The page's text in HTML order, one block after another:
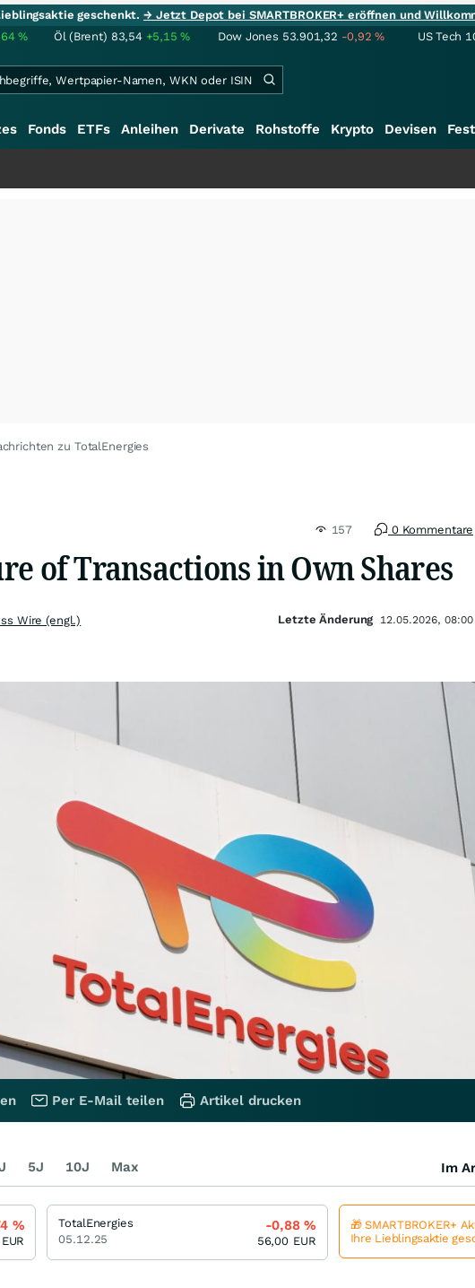
geschenkt.→ Jetzt Depot bei SMARTBROKER+ eröffnen und
% Öl (Brent) 83,54 +5,15% Dow Jones 53.901,32 -0,92% US Tech
Fonds ETFs Anleihen Derivate Rohstoffe Krypto Devisen
zu TotalEnergies
157 0 Kommentare
of Transactions in Own Shares
Wire (engl.) Letzte Änderung 12.05.2026, 08:00
Per E-Mail teilen Artikel drucken
5J 10J Max Im
%
EUR
TotalEnergies
05.12.25
-0,88 %
56,00 EUR
🎁 SMARTBROKER+
Ihre Lieblingsaktie